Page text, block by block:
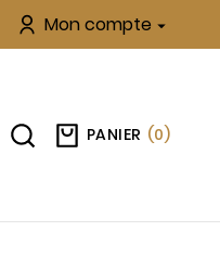
Mon compte 
PANIER (0)